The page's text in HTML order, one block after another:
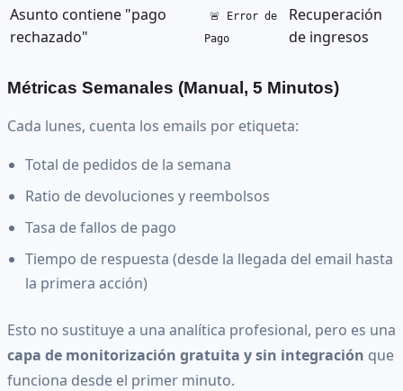
Asunto contiene "pago
rechazado"
🚨 Error de
Pago
Recuperación
de ingresos
Métricas Semanales (Manual, 5 Minutos)
Cada lunes, cuenta los emails por etiqueta:
Total de pedidos de la semana
Ratio de devoluciones y reembolsos
Tasa de fallos de pago
Tiempo de respuesta (desde la llegada del email hasta
la primera acción)
Esto no sustituye a una analítica profesional, pero es una
capa de monitorización gratuita y sin integración que
funciona desde el primer minuto.